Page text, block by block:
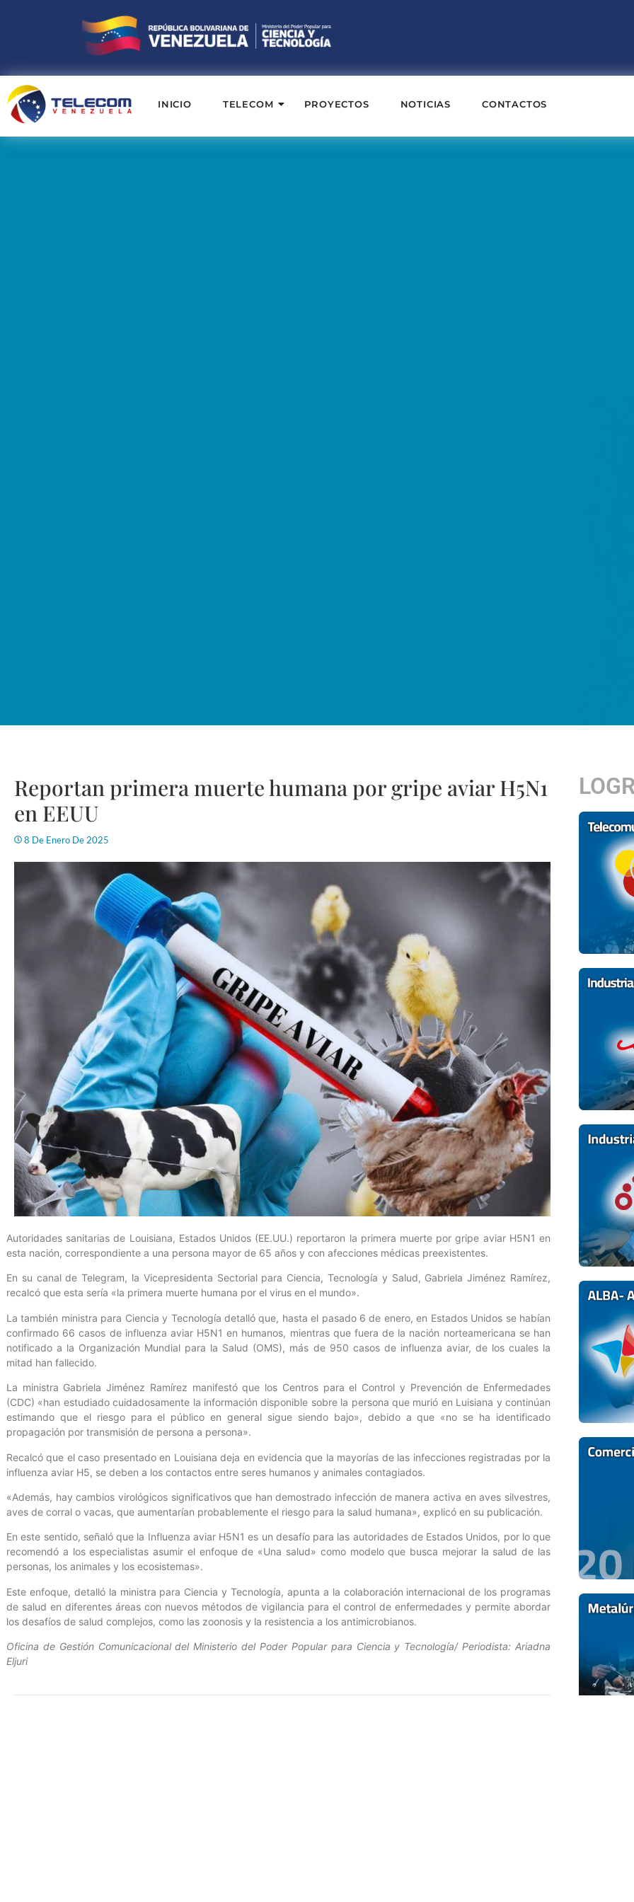
INICIO TELECOM PROYECTOS NOTICIAS CONTACTOS
Reportan primera muerte humana por gripe aviar H5N1
en EEUU
8 De Enero De 2025
Autoridades sanitarias de Louisiana, Estados Unidos (EE.UU.) reportaron la primera muerte por gripe aviar H5N1 en
esta nación, correspondiente a una persona mayor de 65 años y con afecciones médicas preexistentes.
En su canal de Telegram, la Vicepresidenta Sectorial para Ciencia, Tecnología y Salud, Gabriela Jiménez Ramírez,
recalcó que esta sería «la primera muerte humana por el virus en el mundo».
La también ministra para Ciencia y Tecnología detalló que, hasta el pasado 6 de enero, en Estados Unidos se habían
confirmado 66 casos de influenza aviar H5N1 en humanos, mientras que fuera de la nación norteamericana se han
notificado a la Organización Mundial para la Salud (OMS), más de 950 casos de influenza aviar, de los cuales la
mitad han fallecido.
La ministra Gabriela Jiménez Ramírez manifestó que los Centros para el Control y Prevención de Enfermedades
(CDC) «han estudiado cuidadosamente la información disponible sobre la persona que murió en Luisiana y continúan
estimando que el riesgo para el público en general sigue siendo bajo», debido a que «no se ha identificado
propagación por transmisión de persona a persona».
Recalcó que el caso presentado en Louisiana deja en evidencia que la mayorías de las infecciones registradas por la
influenza aviar H5, se deben a los contactos entre seres humanos y animales contagiados.
«Además, hay cambios virológicos significativos que han demostrado infección de manera activa en aves silvestres,
aves de corral o vacas, que aumentarían probablemente el riesgo para la salud humana», explicó en su publicación.
En este sentido, señaló que la Influenza aviar H5N1 es un desafío para las autoridades de Estados Unidos, por lo que
recomendó a los especialistas asumir el enfoque de «Una salud» como modelo que busca mejorar la salud de las
personas, los animales y los ecosistemas».
Este enfoque, detalló la ministra para Ciencia y Tecnología, apunta a la colaboración internacional de los programas
de salud en diferentes áreas con nuevos métodos de vigilancia para el control de enfermedades y permite abordar
los desafíos de salud complejos, como las zoonosis y la resistencia a los antimicrobianos.
Oficina de Gestión Comunicacional del Ministerio del Poder Popular para Ciencia y Tecnología/ Periodista: Ariadna
Eljuri